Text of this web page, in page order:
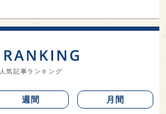
人気記事ランキング
週間 月間